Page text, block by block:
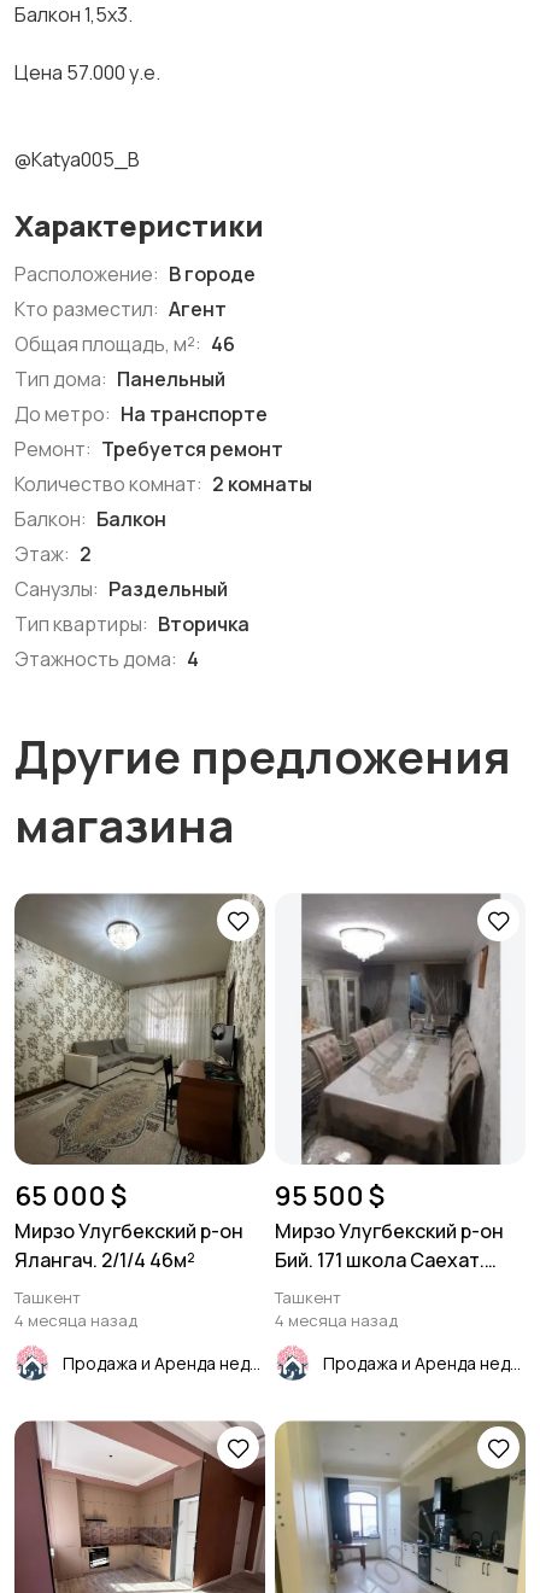
Балкон 1,5х3.
Цена 57.000 у.е.
@Katya005_B
Характеристики
Расположение: В городе
Кто разместил: Агент
Общая площадь, м²: 46
Тип дома: Панельный
До метро: На транспорте
Ремонт: Требуется ремонт
Количество комнат: 2 комнаты
Балкон: Балкон
Этаж: 2
Санузлы: Раздельный
Тип квартиры: Вторичка
Этажность дома: 4
Другие предложения
магазина
65 000 $
Мирзо Улугбекский р-он
Ялангач. 2/1/4 46м²
Ташкент
4 месяца назад
95 500 $
Мирзо Улугбекский р-он
Бий. 171 школа Саехат.
3/4/4 65м²
Ташкент
4 месяца назад